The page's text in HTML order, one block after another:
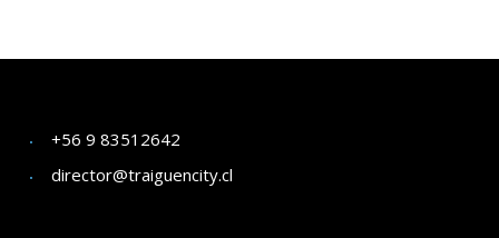
+56 9 83512642
director@traiguencity.cl